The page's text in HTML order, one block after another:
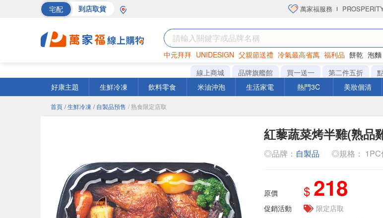
宅配 到店取貨 萬家福服務
中元拜拜 UNIDESIGN 父親節送禮 冷氣最高省萬 福利品 餅乾 泡麵
巧克力 罐頭 衛生紙
線上商城 品牌旗艦館 買一送一 第二件五折
好康主題
生鮮冷凍 飲料零食 米油沖泡 生活家電 熱門3C 美妝個清
首頁 / 生鮮冷凍 / 自製品預售 / 熟食限定店取
紅藜蔬菜烤半雞(熟品
◎品牌： 自製品 ◎規格： 1PC
原價 $ 218
促銷活動
限定店取